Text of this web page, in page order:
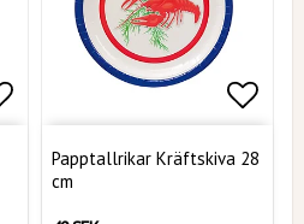
Lägg till i favoritlistan
Papptallrikar Kräftskiva 28
cm